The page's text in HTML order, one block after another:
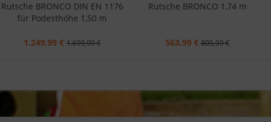
Rutsche BRONCO DIN EN 1176
für Podesthöhe 1,50 m
1.249,99 € 1.699,99 €
Rutsche BRONCO 1,74 m
563,99 € 805,99 €